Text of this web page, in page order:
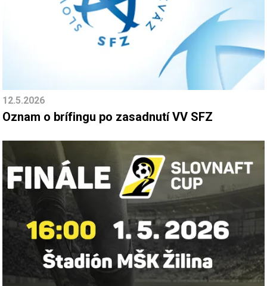
12.5.2026
Oznam o brífingu po zasadnutí VV SFZ